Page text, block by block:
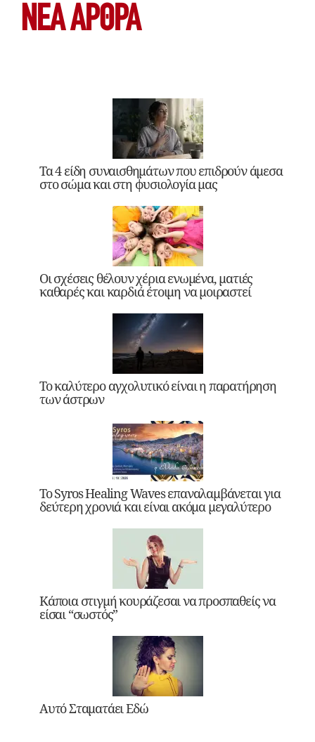
ΝΕΑ ΆΡΘΡΑ
Τα 4 είδη συναισθημάτων που επιδρούν άμεσα
στο σώμα και στη φυσιολογία μας
Οι σχέσεις θέλουν χέρια ενωμένα, ματιές
καθαρές και καρδιά έτοιμη να μοιραστεί
Το καλύτερο αγχολυτικό είναι η παρατήρηση
των άστρων
Το Syros Healing Waves επαναλαμβάνεται για
δεύτερη χρονιά και είναι ακόμα μεγαλύτερο
Κάποια στιγμή κουράζεσαι να προσπαθείς να
είσαι “σωστός”
Αυτό Σταματάει Εδώ